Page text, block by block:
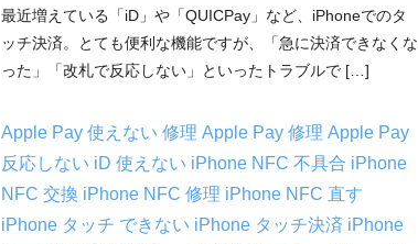
最近増えている「iD」や「QUICPay」など、iPhoneでのタ
ッチ決済。とても便利な機能ですが、「急に決済できなくな
った」「改札で反応しない」といったトラブルで […]
Apple Pay 使えない 修理 Apple Pay 修理 Apple Pay
反応しない iD 使えない iPhone NFC 不具合 iPhone
NFC 交換 iPhone NFC 修理 iPhone NFC 直す
iPhone タッチ できない iPhone タッチ決済 iPhone